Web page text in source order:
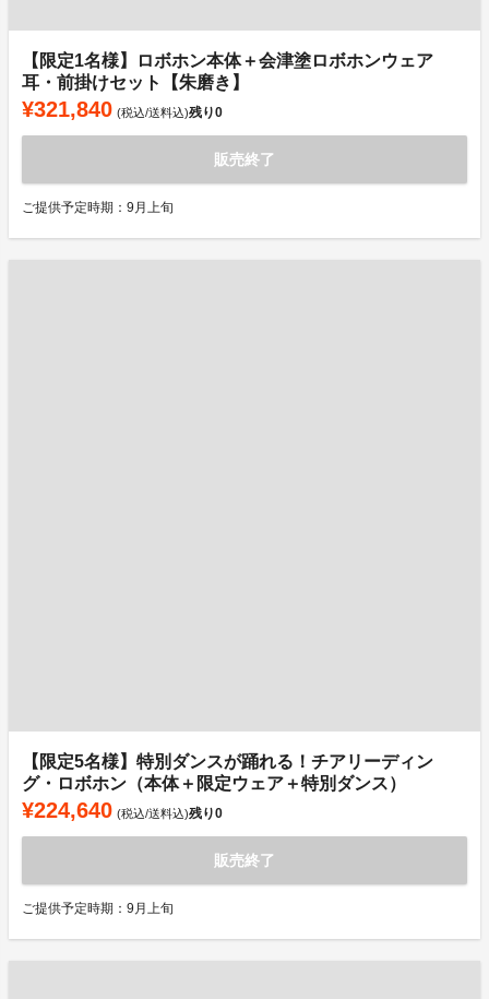
【限定1名様】ロボホン本体＋会津塗ロボホンウェア
耳・前掛けセット【朱磨き】
¥321,840 (税込/送料込)残り0
販売終了
ご提供予定時期：9月上旬
【限定5名様】特別ダンスが踊れる！チアリーディン
グ・ロボホン（本体＋限定ウェア＋特別ダンス）
¥224,640 (税込/送料込)残り0
販売終了
ご提供予定時期：9月上旬